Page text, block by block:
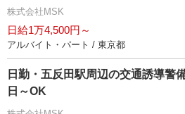
株式会社MSK
日給1万4,500円～
アルバイト・パート / 東京都
日勤・五反田駅周辺の交通誘導警
日～OK